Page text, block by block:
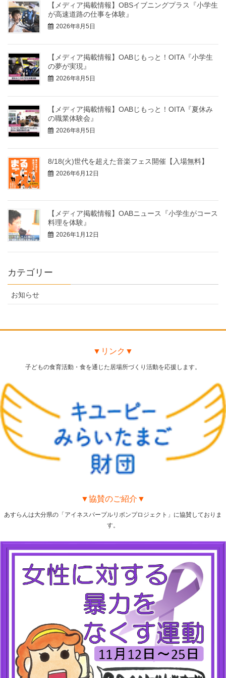
【メディア掲載情報】OBSイブニングプラス『小学生
が高速道路の仕事を体験』
2026年8月5日
【メディア掲載情報】OABじもっと！OITA『小学生
の夢が実現』
2026年8月5日
【メディア掲載情報】OABじもっと！OITA『夏休み
の職業体験会』
2026年8月5日
8/18(火)世代を超えた音楽フェス開催【入場無料】
2026年6月12日
【メディア掲載情報】OABニュース『小学生がコース
料理を体験』
2026年1月12日
カテゴリー
お知らせ
▼リンク▼
子どもの食育活動・食を通じた居場所づくり活動を応援します。
▼協賛のご紹介▼
あすらんは大分県の「アイネスパープルリボンプロジェクト」に協賛しておりま
す。